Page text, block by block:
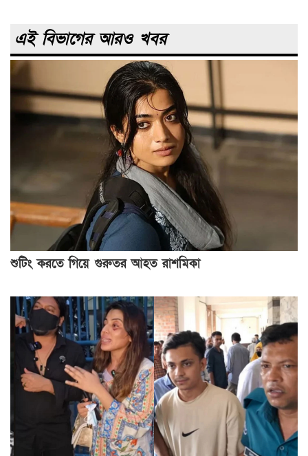
এই বিভাগের আরও খবর
শুটিং করতে গিয়ে গুরুতর আহত রাশমিকা